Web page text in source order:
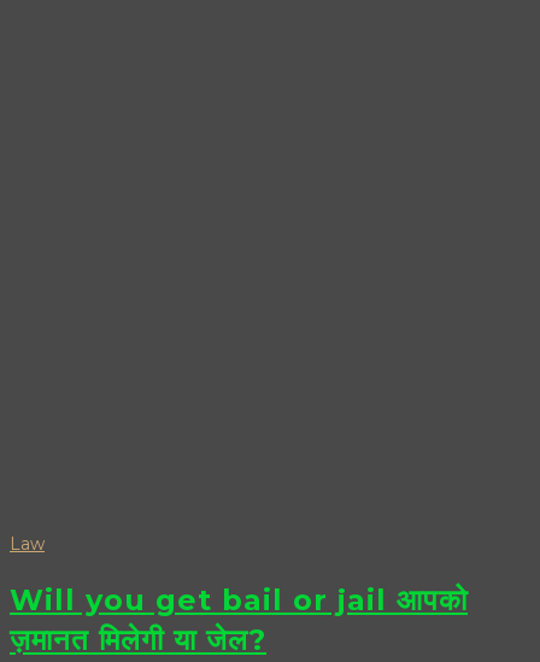
Law
Will you get bail or jail आपको
ज़मानत मिलेगी या जेल?